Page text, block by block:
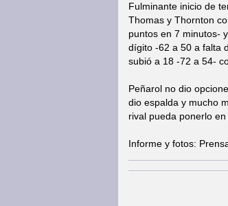
Fulminante inicio de
Thomas y Thornton
puntos en 7 minutos-
dígito -62 a 50 a falta
subió a 18 -72 a 54-
Peñarol no dio
dio espalda y mucho
rival pueda ponerlo en
Informe y fotos: